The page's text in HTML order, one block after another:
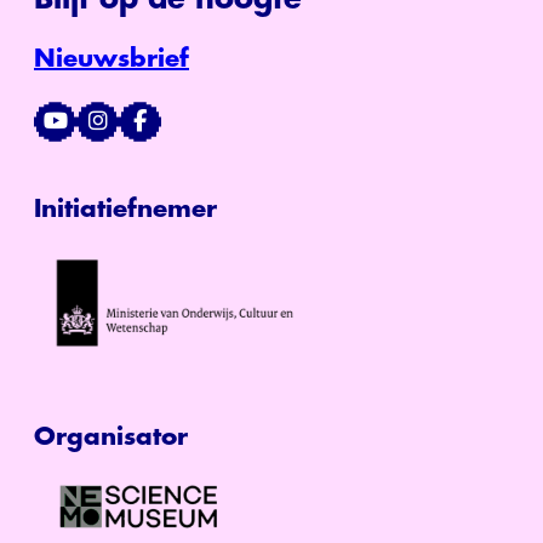
Nieuwsbrief
Initiatiefnemer
Organisator